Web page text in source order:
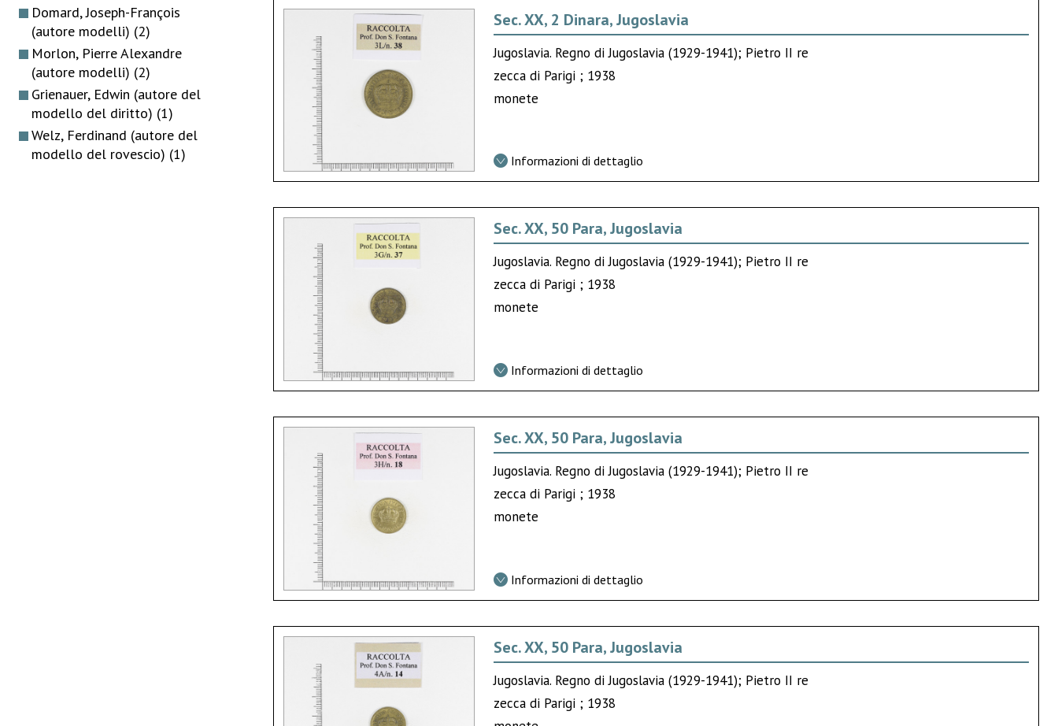
Domard, Joseph-François
(autore modelli) (2)
Morlon, Pierre Alexandre
(autore modelli) (2)
Grienauer, Edwin (autore del
modello del diritto) (1)
Welz, Ferdinand (autore del
modello del rovescio) (1)
Sec. XX, 2 Dinara, Jugoslavia
Jugoslavia. Regno di Jugoslavia (1929-1941); Pietro II re
zecca di Parigi ; 1938
monete
Informazioni di dettaglio
Sec. XX, 50 Para, Jugoslavia
Jugoslavia. Regno di Jugoslavia (1929-1941); Pietro II re
zecca di Parigi ; 1938
monete
Informazioni di dettaglio
Sec. XX, 50 Para, Jugoslavia
Jugoslavia. Regno di Jugoslavia (1929-1941); Pietro II re
zecca di Parigi ; 1938
monete
Informazioni di dettaglio
Sec. XX, 50 Para, Jugoslavia
Jugoslavia. Regno di Jugoslavia (1929-1941); Pietro II re
zecca di Parigi ; 1938